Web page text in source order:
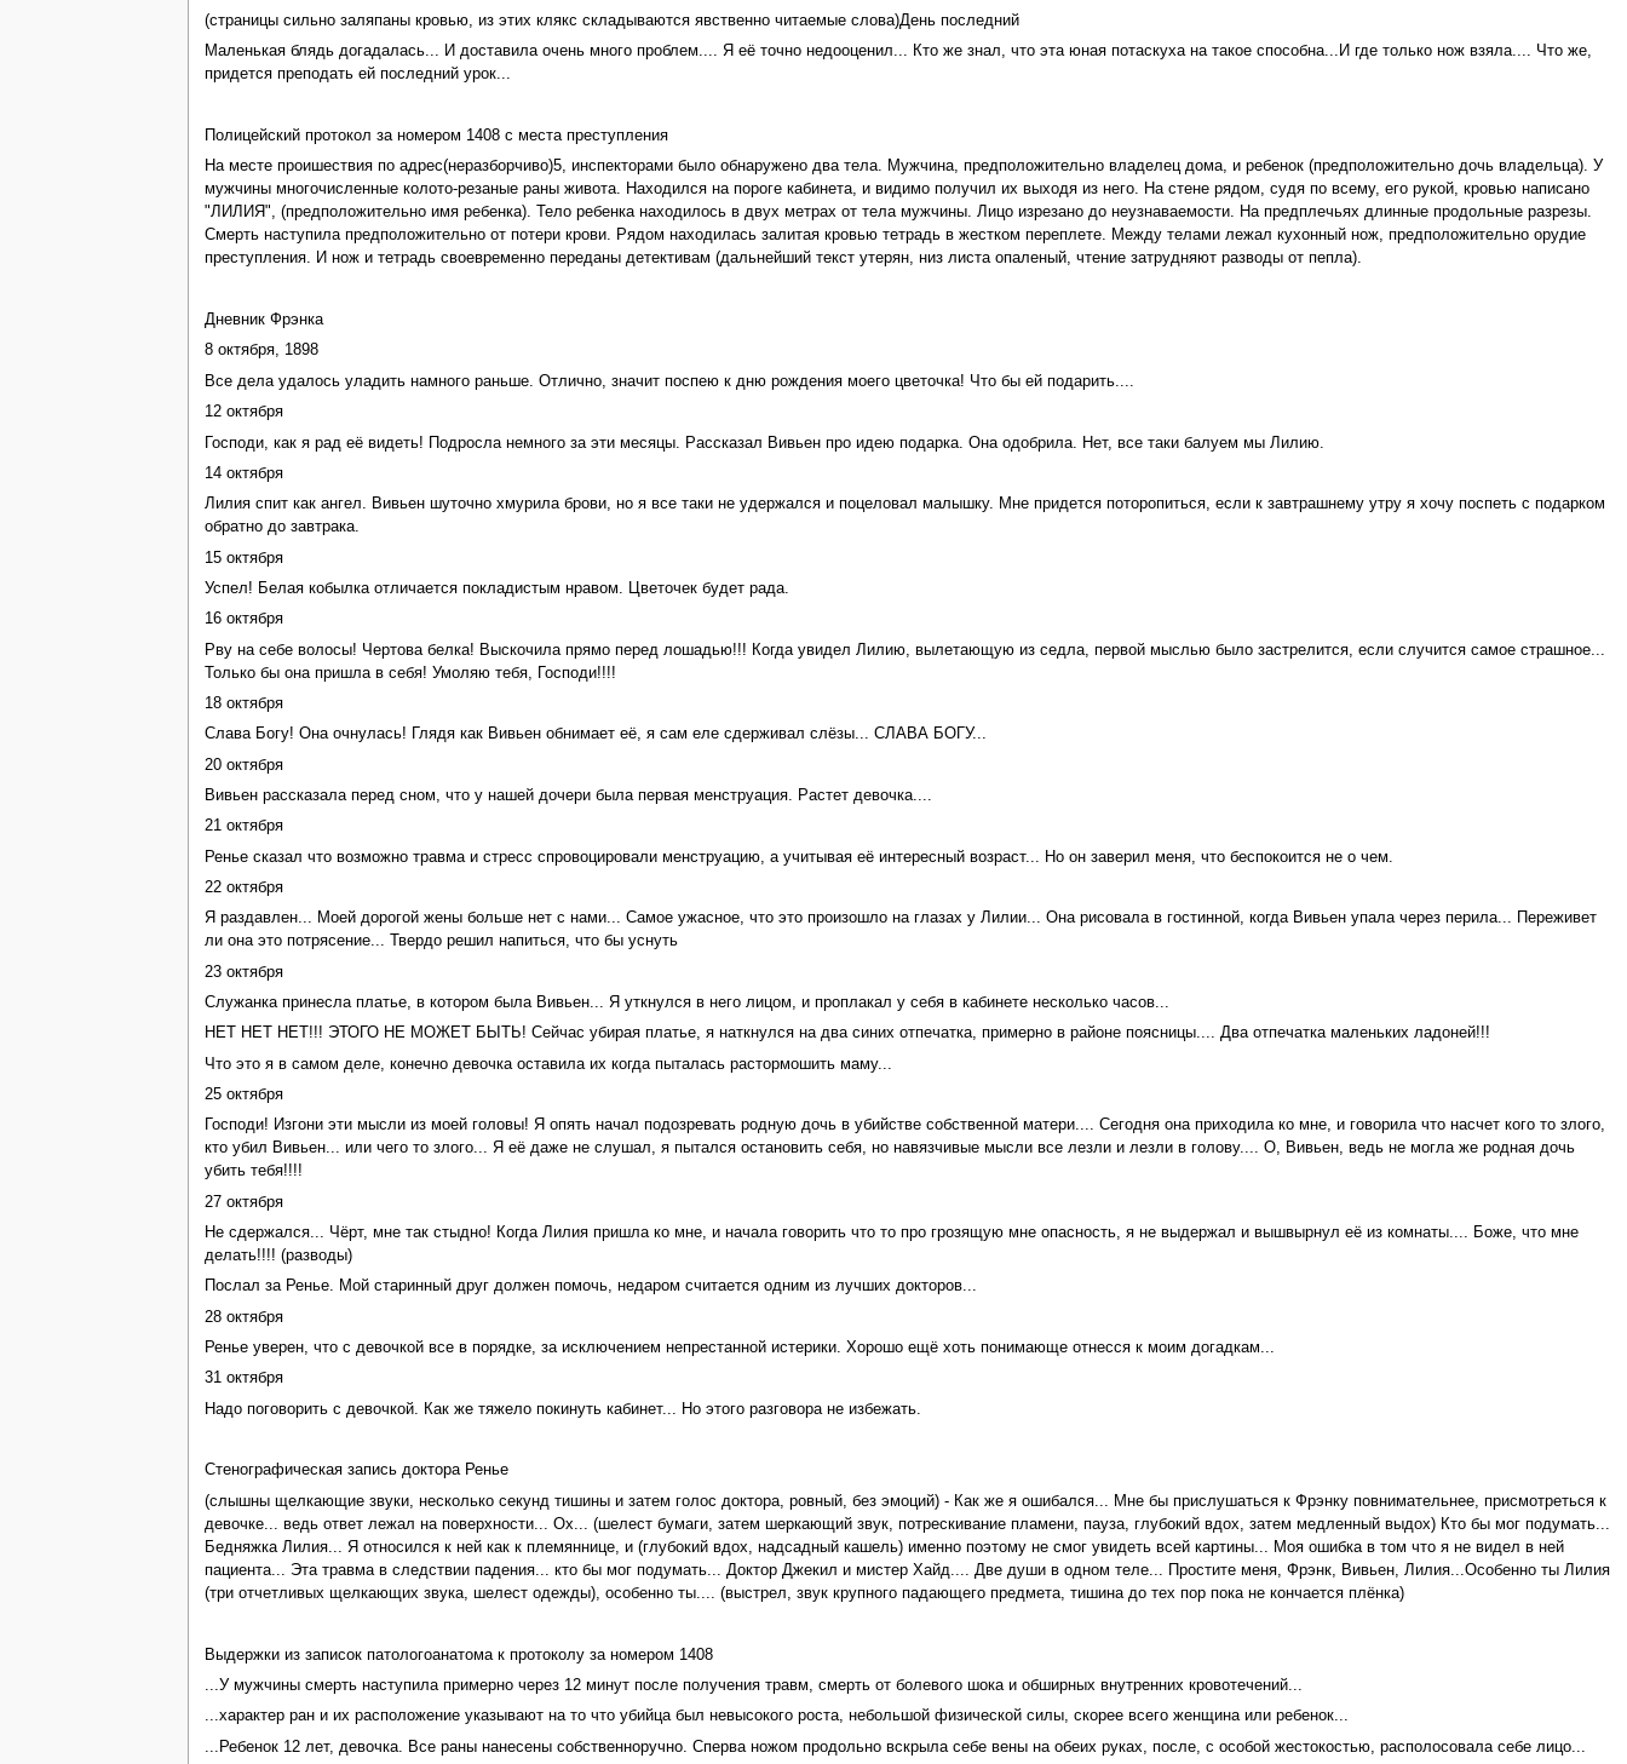
(страницы сильно заляпаны кровью, из этих клякс складываются явственно читаемые слова)День последний
Маленькая блядь догадалась... И доставила очень много проблем.... Я её точно недооценил... Кто же знал, что эта юная потаскуха на такое способна...И где только нож взяла.... Что же,
придется преподать ей последний урок...
Полицейский протокол за номером 1408 с места преступления
На месте проишествия по адрес(неразборчиво)5, инспекторами было обнаружено два тела. Мужчина, предположительно владелец дома, и ребенок (предположительно дочь владельца). У
мужчины многочисленные колото-резаные раны живота. Находился на пороге кабинета, и видимо получил их выходя из него. На стене рядом, судя по всему, его рукой, кровью написано
"ЛИЛИЯ", (предположительно имя ребенка). Тело ребенка находилось в двух метрах от тела мужчины. Лицо изрезано до неузнаваемости. На предплечьях длинные продольные разрезы.
Смерть наступила предположительно от потери крови. Рядом находилась залитая кровью тетрадь в жестком переплете. Между телами лежал кухонный нож, предположительно орудие
преступления. И нож и тетрадь своевременно переданы детективам (дальнейший текст утерян, низ листа опаленый, чтение затрудняют разводы от пепла).
Дневник Фрэнка
8 октября, 1898
Все дела удалось уладить намного раньше. Отлично, значит поспею к дню рождения моего цветочка! Что бы ей подарить....
12 октября
Господи, как я рад её видеть! Подросла немного за эти месяцы. Рассказал Вивьен про идею подарка. Она одобрила. Нет, все таки балуем мы Лилию.
14 октября
Лилия спит как ангел. Вивьен шуточно хмурила брови, но я все таки не удержался и поцеловал малышку. Мне придется поторопиться, если к завтрашнему утру я хочу поспеть с подарком
обратно до завтрака.
15 октября
Успел! Белая кобылка отличается покладистым нравом. Цветочек будет рада.
16 октября
Рву на себе волосы! Чертова белка! Выскочила прямо перед лошадью!!! Когда увидел Лилию, вылетающую из седла, первой мыслью было застрелится, если случится самое страшное...
Только бы она пришла в себя! Умоляю тебя, Господи!!!!
18 октября
Слава Богу! Она очнулась! Глядя как Вивьен обнимает её, я сам еле сдерживал слёзы... СЛАВА БОГУ...
20 октября
Вивьен рассказала перед сном, что у нашей дочери была первая менструация. Растет девочка....
21 октября
Ренье сказал что возможно травма и стресс спровоцировали менструацию, а учитывая её интересный возраст... Но он заверил меня, что беспокоится не о чем.
22 октября
Я раздавлен... Моей дорогой жены больше нет с нами... Самое ужасное, что это произошло на глазах у Лилии... Она рисовала в гостинной, когда Вивьен упала через перила... Переживет
ли она это потрясение... Твердо решил напиться, что бы уснуть
23 октября
Служанка принесла платье, в котором была Вивьен... Я уткнулся в него лицом, и проплакал у себя в кабинете несколько часов...
НЕТ НЕТ НЕТ!!! ЭТОГО НЕ МОЖЕТ БЫТЬ! Сейчас убирая платье, я наткнулся на два синих отпечатка, примерно в районе поясницы.... Два отпечатка маленьких ладоней!!!
Что это я в самом деле, конечно девочка оставила их когда пыталась растормошить маму...
25 октября
Господи! Изгони эти мысли из моей головы! Я опять начал подозревать родную дочь в убийстве собственной матери.... Сегодня она приходила ко мне, и говорила что насчет кого то злого,
кто убил Вивьен... или чего то злого... Я её даже не слушал, я пытался остановить себя, но навязчивые мысли все лезли и лезли в голову.... О, Вивьен, ведь не могла же родная дочь
убить тебя!!!!
27 октября
Не сдержался... Чёрт, мне так стыдно! Когда Лилия пришла ко мне, и начала говорить что то про грозящую мне опасность, я не выдержал и вышвырнул её из комнаты.... Боже, что мне
делать!!!! (разводы)
Послал за Ренье. Мой старинный друг должен помочь, недаром считается одним из лучших докторов...
28 октября
Ренье уверен, что с девочкой все в порядке, за исключением непрестанной истерики. Хорошо ещё хоть понимающе отнесся к моим догадкам...
31 октября
Надо поговорить с девочкой. Как же тяжело покинуть кабинет... Но этого разговора не избежать.
Стенографическая запись доктора Ренье
(слышны щелкающие звуки, несколько секунд тишины и затем голос доктора, ровный, без эмоций) - Как же я ошибался... Мне бы прислушаться к Фрэнку повнимательнее, присмотреться к
девочке... ведь ответ лежал на поверхности... Ох... (шелест бумаги, затем шеркающий звук, потрескивание пламени, пауза, глубокий вдох, затем медленный выдох) Кто бы мог подумать...
Бедняжка Лилия... Я относился к ней как к племяннице, и (глубокий вдох, надсадный кашель) именно поэтому не смог увидеть всей картины... Моя ошибка в том что я не видел в ней
пациента... Эта травма в следствии падения... кто бы мог подумать... Доктор Джекил и мистер Хайд.... Две души в одном теле... Простите меня, Фрэнк, Вивьен, Лилия...Особенно ты Лилия
(три отчетливых щелкающих звука, шелест одежды), особенно ты.... (выстрел, звук крупного падающего предмета, тишина до тех пор пока не кончается плёнка)
Выдержки из записок патологоанатома к протоколу за номером 1408
...У мужчины смерть наступила примерно через 12 минут после получения травм, смерть от болевого шока и обширных внутренних кровотечений...
...характер ран и их расположение указывают на то что убийца был невысокого роста, небольшой физической силы, скорее всего женщина или ребенок...
...Ребенок 12 лет, девочка. Все раны нанесены собственноручно. Сперва ножом продольно вскрыла себе вены на обеих руках, после, с особой жестокостью, располосовала себе лицо...